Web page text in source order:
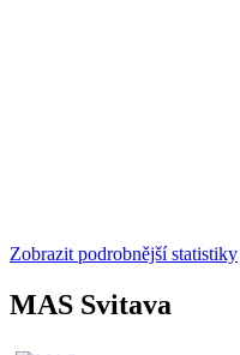
Zobrazit podrobnější statistiky
MAS Svitava